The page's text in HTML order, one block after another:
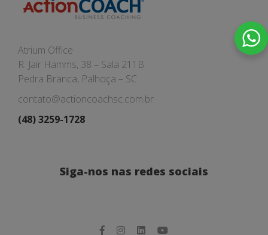
Atrium Office
R. Jair Hamms, 38 – Sala 211B
Pedra Branca, Palhoça – SC
contato@actioncoachsc.com.br
(48) 3259-1728
Siga-nos nas redes sociais